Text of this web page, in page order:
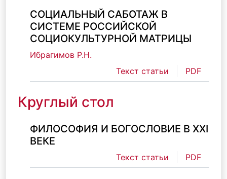
СОЦИАЛЬНЫЙ САБОТАЖ В
СИСТЕМЕ РОССИЙСКОЙ
СОЦИОКУЛЬТУРНОЙ МАТРИЦЫ
Ибрагимов Р.Н.
Текст статьи
PDF
Круглый стол
ФИЛОСОФИЯ И БОГОСЛОВИЕ В XXI
ВЕКЕ
Текст статьи PDF